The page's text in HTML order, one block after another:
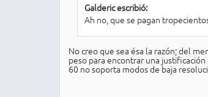
Galderic escribió:
Ah no, que se pagan
No creo que sea ésa la razón; del
peso para encontrar una
60 no soporta modos de baja